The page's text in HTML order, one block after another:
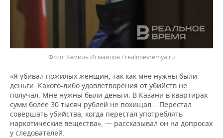
Камиль Исмаилов / realnoevremya.ru
«Я убивал пожилых женщин, так как мне нужны были
деньги. Какого-либо удовлетворения от убийств не
получал. Мне нужны были деньги. В Казани в квартирах
сумм более 30 тысяч рублей не похищал... Перестал
совершать убийства, когда перестал употреблять
наркотические вещества», — рассказывал он на допросах
у следователей.